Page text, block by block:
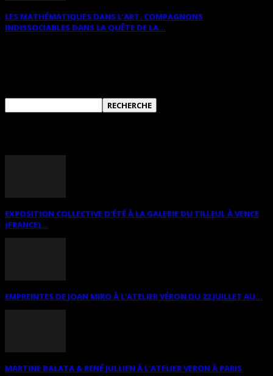
LES MATHÉMATIQUES DANS L’ART. COMPAGNONS
INDISSOCIABLES DANS LA QUÊTE DE LA...
EXPOSITION COLLECTIVE D’ÉTÉ À LA GALERIE DU TILLEUL À VENCE
(FRANCE)...
EMPREINTES DE JOAN MIRO À L’ATELIER VÉRON DU 22 JUILLET AU...
MARTINE BALATA & RENÉ JULLIEN À L’ATELIER VERON À PARIS